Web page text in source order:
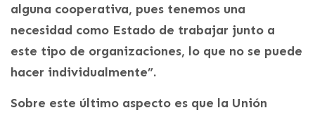
alguna cooperativa, pues tenemos una
necesidad como Estado de trabajar junto a
este tipo de organizaciones, lo que no se puede
hacer individualmente”.
Sobre este último aspecto es que la Unión